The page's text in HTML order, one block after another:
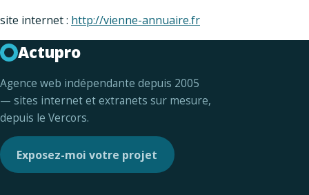
site internet : http://vienne-annuaire.fr
Actupro
Agence web indépendante depuis 2005
— sites internet et extranets sur mesure,
depuis le Vercors.
Exposez-moi votre projet